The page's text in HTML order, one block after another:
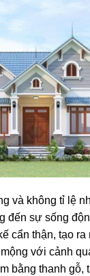
và không tỉ lệ
đến sự sống
cẩn thận, tạo ra
với cảnh
bằng thanh gỗ,